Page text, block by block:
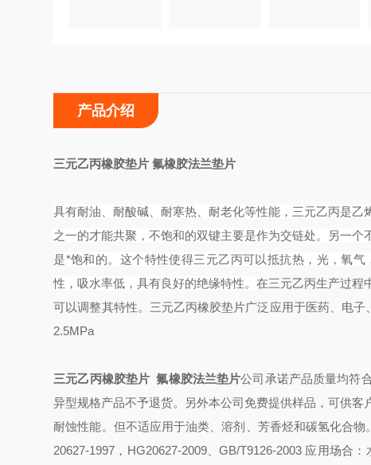
产品介绍
三元乙丙橡胶垫片 氟橡胶法兰垫片
具有耐油、耐酸碱、耐寒热、耐老化等性能，三元乙丙是
之一的才能共聚，不饱和的双键主要是作为交链处。另一
是*饱和的。这个特性使得三元乙丙可以抵抗热，光，氧
性，吸水率低，具有良好的绝缘特性。在三元乙丙生产过程
可以调整其特性。三元乙丙橡胶垫片广泛应用于医药、电
2.5MPa
三元乙丙橡胶垫片 氟橡胶法兰垫片公司承诺产品质量均符
异型规格产品不予退货。另外本公司免费提供样品，可供
耐蚀性能。但不适应用于油类、溶剂、芳香烃和碳氢化合
20627-1997，HG20627-2009、GB/T9126-2003 应用场合